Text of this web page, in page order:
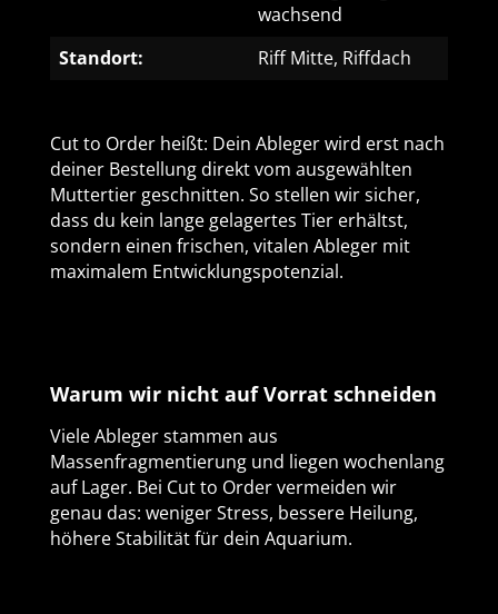
wachsend
Standort:
Riff Mitte, Riffdach
Cut to Order heißt: Dein Ableger wird erst nach
deiner Bestellung direkt vom ausgewählten
Muttertier geschnitten. So stellen wir sicher,
dass du kein lange gelagertes Tier erhältst,
sondern einen frischen, vitalen Ableger mit
maximalem Entwicklungspotenzial.
Warum wir nicht auf Vorrat schneiden
Viele Ableger stammen aus
Massenfragmentierung und liegen wochenlang
auf Lager. Bei Cut to Order vermeiden wir
genau das: weniger Stress, bessere Heilung,
höhere Stabilität für dein Aquarium.